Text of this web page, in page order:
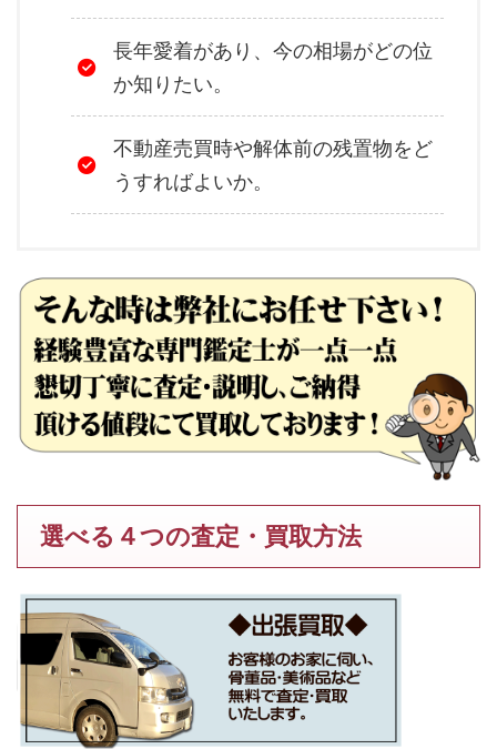
長年愛着があり、今の相場がどの位
か知りたい。
不動産売買時や解体前の残置物をど
うすればよいか。
選べる４つの査定・買取方法